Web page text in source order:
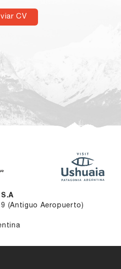
CV
(Antiguo Aeropuerto)